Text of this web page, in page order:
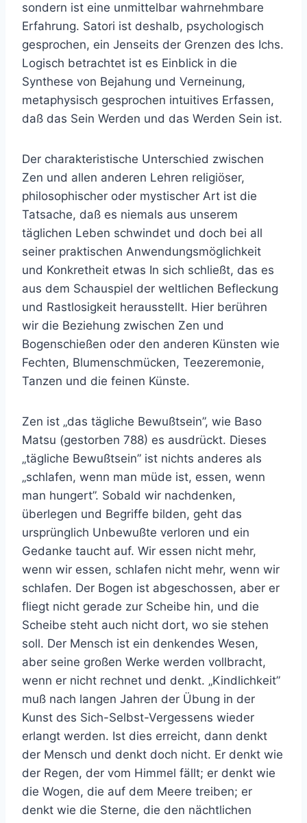
sondern ist eine unmittelbar wahrnehmbare
Erfahrung. Satori ist deshalb, psychologisch
gesprochen, ein Jenseits der Grenzen des Ichs.
Logisch betrachtet ist es Einblick in die
Synthese von Bejahung und Verneinung,
metaphysisch gesprochen intuitives Erfassen,
daß das Sein Werden und das Werden Sein ist.
Der charakteristische Unterschied zwischen
Zen und allen anderen Lehren religiöser,
philosophischer oder mystischer Art ist die
Tatsache, daß es niemals aus unserem
täglichen Leben schwindet und doch bei all
seiner praktischen Anwendungsmöglichkeit
und Konkretheit etwas In sich schließt, das es
aus dem Schauspiel der weltlichen Befleckung
und Rastlosigkeit herausstellt. Hier berühren
wir die Beziehung zwischen Zen und
Bogenschießen oder den anderen Künsten wie
Fechten, Blumenschmücken, Teezeremonie,
Tanzen und die feinen Künste.
Zen ist „das tägliche Bewußtsein”, wie Baso
Matsu (gestorben 788) es ausdrückt. Dieses
„tägliche Bewußtsein” ist nichts anderes als
„schlafen, wenn man müde ist, essen, wenn
man hungert”. Sobald wir nachdenken,
überlegen und Begriffe bilden, geht das
ursprünglich Unbewußte verloren und ein
Gedanke taucht auf. Wir essen nicht mehr,
wenn wir essen, schlafen nicht mehr, wenn wir
schlafen. Der Bogen ist abgeschossen, aber er
fliegt nicht gerade zur Scheibe hin, und die
Scheibe steht auch nicht dort, wo sie stehen
soll. Der Mensch ist ein denkendes Wesen,
aber seine großen Werke werden vollbracht,
wenn er nicht rechnet und denkt. „Kindlichkeit”
muß nach langen Jahren der Übung in der
Kunst des Sich-Selbst-Vergessens wieder
erlangt werden. Ist dies erreicht, dann denkt
der Mensch und denkt doch nicht. Er denkt wie
der Regen, der vom Himmel fällt; er denkt wie
die Wogen, die auf dem Meere treiben; er
denkt wie die Sterne, die den nächtlichen